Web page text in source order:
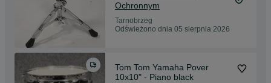
Ochronnym
Tarnobrzeg
Odświeżono dnia 05 sierpnia 2026
Tom Tom Yamaha Pover
10x10" - Piano black